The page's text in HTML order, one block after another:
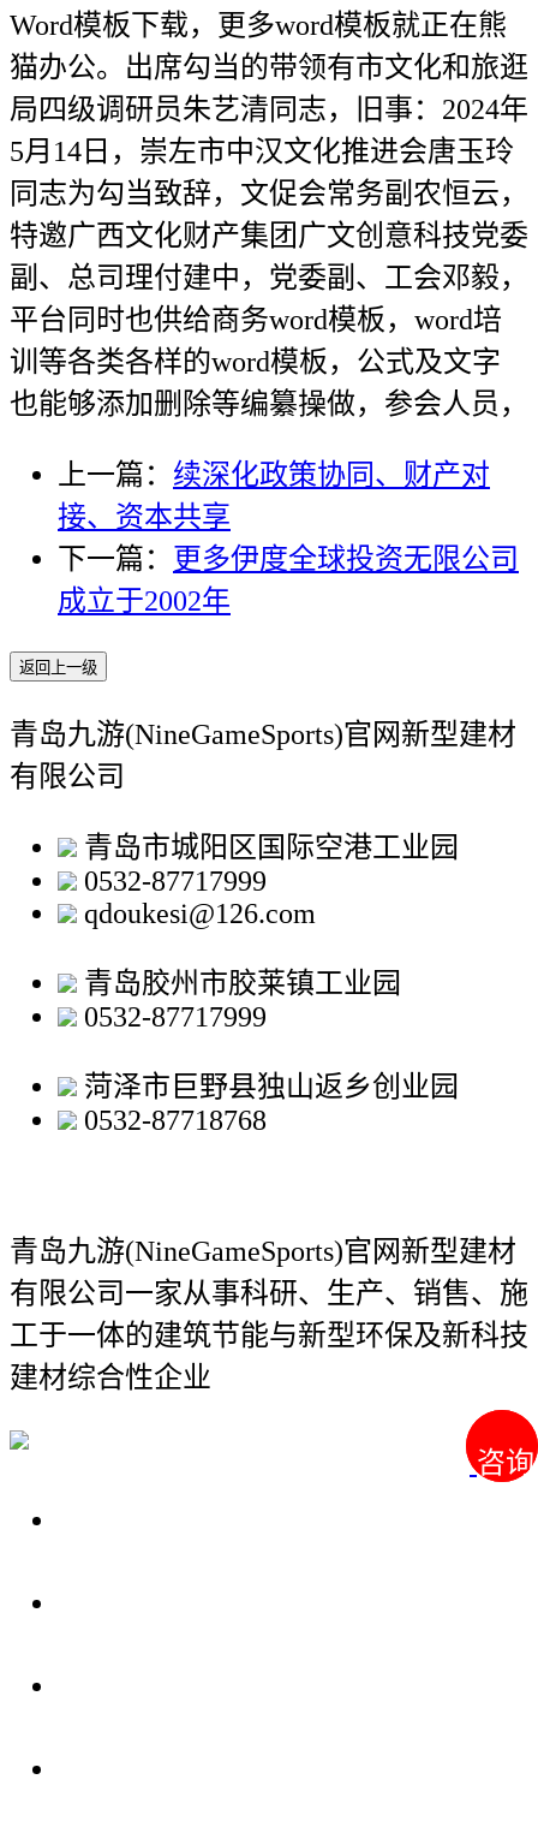
咨询
咨询
Word模板下载，更多word模板就正在熊
猫办公。出席勾当的带领有市文化和旅逛
局四级调研员朱艺清同志，旧事：2024年
5月14日，崇左市中汉文化推进会唐玉玲
同志为勾当致辞，文促会常务副农恒云，
特邀广西文化财产集团广文创意科技党委
副、总司理付建中，党委副、工会邓毅，
平台同时也供给商务word模板，word培
训等各类各样的word模板，公式及文字
也能够添加删除等编纂操做，参会人员，
上一篇： 续深化政策协同、财产对
接、资本共享
下一篇： 更多伊度全球投资无限公司
成立于2002年
返回上一级
青岛九游(NineGameSports)官网新型建材
有限公司
青岛市城阳区国际空港工业园
0532-87717999
qdoukesi@126.com
青岛胶州市胶莱镇工业园
0532-87717999
菏泽市巨野县独山返乡创业园
0532-87718768
青岛九游(NineGameSports)官网新型建材
有限公司一家从事科研、生产、销售、施
工于一体的建筑节能与新型环保及新科技
建材综合性企业